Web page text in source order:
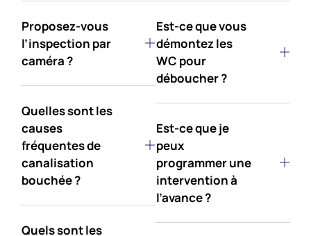
Proposez-vous
l’inspection par
caméra ?
Quelles sont les
causes
fréquentes de
canalisation
bouchée ?
Quels sont les
Est-ce que vous
démontez les
WC pour
déboucher ?
Est-ce que je
peux
programmer une
intervention à
l’avance ?